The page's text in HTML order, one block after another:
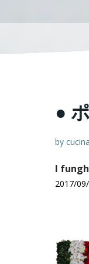
●
by cucina
I
2017/